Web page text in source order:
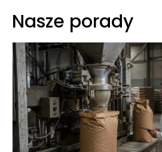
Nasze porady